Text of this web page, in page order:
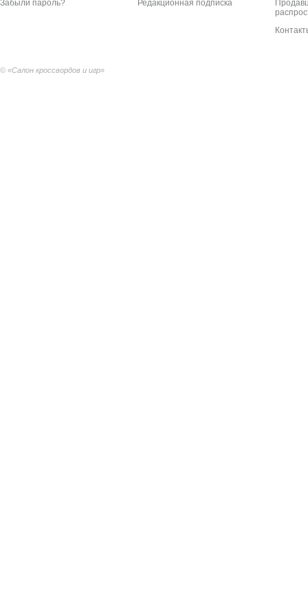
Забыли пароль?
Редакционная подписка
© «Салон кроссвордов и игр»